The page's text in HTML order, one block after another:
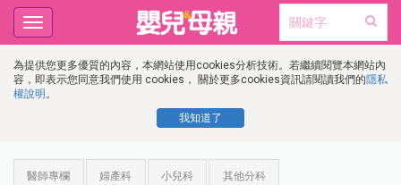
為提供您更多優質的內容，本網站使用cookies分析技術。若繼續閱覽本網站內
容，即表示您同意我們使用 cookies， 關於更多cookies資訊請閱讀我們的隱私
權說明 。
我知道了
Toggle
navigation
醫師專欄 婦產科 小兒科 其他分科